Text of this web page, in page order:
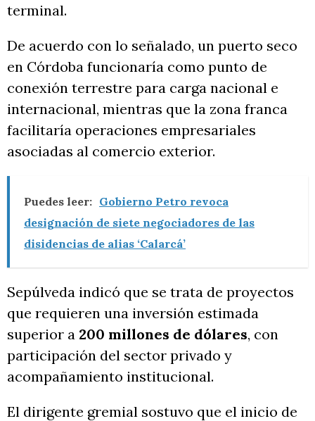
terminal.
De acuerdo con lo señalado, un puerto seco
en Córdoba funcionaría como punto de
conexión terrestre para carga nacional e
internacional, mientras que la zona franca
facilitaría operaciones empresariales
asociadas al comercio exterior.
Puedes leer: Gobierno Petro revoca
designación de siete negociadores de las
disidencias de alias ‘Calarcá’
Sepúlveda indicó que se trata de proyectos
que requieren una inversión estimada
superior a 200 millones de dólares, con
participación del sector privado y
acompañamiento institucional.
El dirigente gremial sostuvo que el inicio de